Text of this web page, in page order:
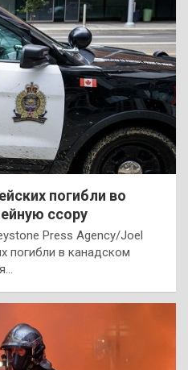
погибли во
ссору
Press Agency/Joel
погибли в канадском